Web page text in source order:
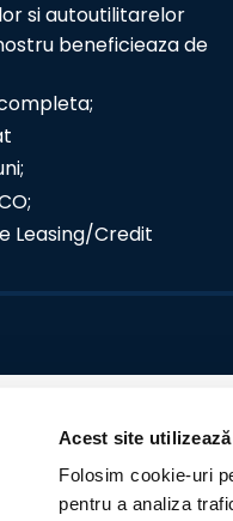
Acest site
Folosim cookie-uri
pentru a analiza
si autoutilitarelor
beneficieaza de
Leasing/Credit